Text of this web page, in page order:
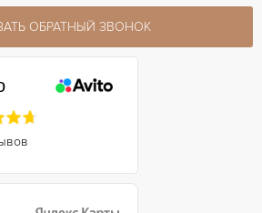
ОБРАТНЫЙ ЗВОНОК